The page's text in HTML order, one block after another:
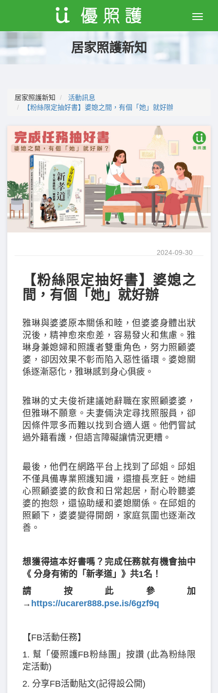
Toggle
居家照護新知
居家照護新知
活動訊息
【粉絲限定抽好書】婆媳之間，有個「她」就好辦
2024-09-30
【粉絲限定抽好書】婆媳之
間，有個「她」就好辦
雅琳與婆婆原本關係和睦，但婆婆身體出狀
況後，精神愈來愈差，容易發火和焦慮。雅
琳身兼媳婦和照護者雙重角色，努力照顧婆
婆，卻因效果不彰而陷入惡性循環。婆媳關
係逐漸惡化，雅琳感到身心俱疲。
雅琳的丈夫俊祈建議她辭職在家照顧婆婆，
但雅琳不願意。夫妻倆決定尋找照服員，卻
因條件眾多而難以找到合適人選。他們嘗試
過外籍看護，但語言障礙讓情況更糟。
最後，他們在網路平台上找到了邱姐。邱姐
不僅具備專業照護知識，還擅長烹飪。她細
心照顧婆婆的飲食和日常起居，耐心聆聽婆
婆的抱怨，還協助緩和婆媳關係。在邱姐的
照顧下，婆婆變得開朗，家庭氛圍也逐漸改
善。
想獲得這本好書嗎？完成任務就有機會抽中
《 分身有術的「新孝道」》共1名！
請按此參加
→ https://ucarer888.pse.is/6gzf9q
【FB活動任務】
1. 幫「優照護FB粉絲團」按讚 (此為粉絲限
定活動)
2. 分享FB活動貼文(記得設公開)